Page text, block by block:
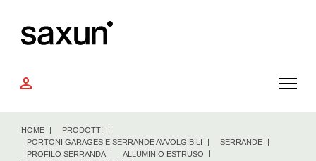
person
HOME
PRODOTTI
PORTONI GARAGES E SERRANDE AVVOLGIBILI
SERRANDE
PROFILO SERRANDA
ALLUMINIO ESTRUSO